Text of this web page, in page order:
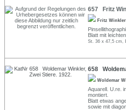
657 Fritz
Fritz
Blatt mit
St. 36 x 47,5 cm,
658
Woldemar
Aquarell. U.re.
montiert.
Blatt etwas
sowie mit